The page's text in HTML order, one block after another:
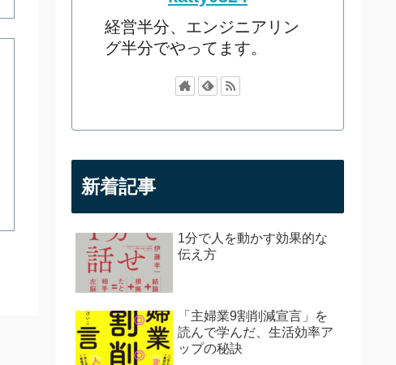
経営半分、エンジニアリン
グ半分でやってます。
新着記事
1分で人を動かす効果的な
伝え方
「主婦業9割削減宣言」を
読んで学んだ、生活効率ア
ップの秘訣